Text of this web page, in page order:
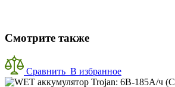
Смотрите также
Сравнить В избранное